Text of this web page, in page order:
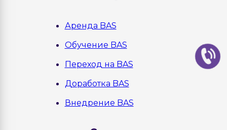
Аренда BAS
Обучение BAS
Переход на BAS
Доработка BAS
Внедрение BAS